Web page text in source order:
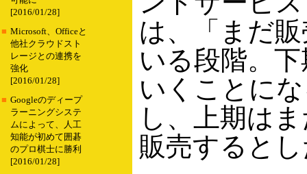
[2016/01/28]
■ Microsoft、Officeと
他社クラウドスト
レージとの連携を
強化
[2016/01/28]
■ Googleのディープ
ラーニングシステ
ムによって、人工
知能が初めて囲碁
のプロ棋士に勝利
[2016/01/28]
は、「まだ
いる段階。
いくことに
し、上期は
販売すると